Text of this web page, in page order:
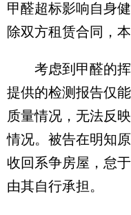
甲醛超标影响自身
除双方租赁合同，
考虑到甲醛的挥
提供的检测报告仅
质量情况，无法反
情况。被告在明知
收回系争房屋，怠
由其自行承担。